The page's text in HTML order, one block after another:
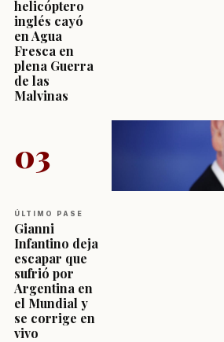
helicóptero
inglés cayó
en Agua
Fresca en
plena Guerra
de las
Malvinas
03
ÚLTIMO PASE
Gianni
Infantino deja
escapar que
sufrió por
Argentina en
el Mundial y
se corrige en
vivo